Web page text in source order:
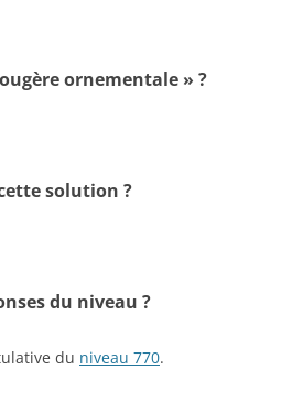
ornementale » ?
solution ?
du niveau ?
du niveau 770.